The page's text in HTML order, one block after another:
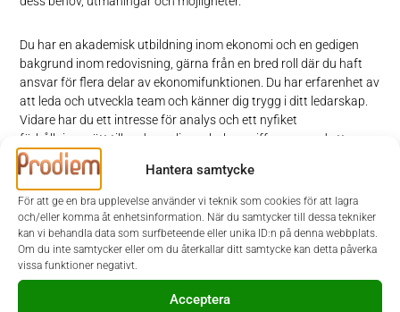
Hantera samtycke
För att ge en bra upplevelse använder vi teknik som cookies för att lagra
och/eller komma åt enhetsinformation. När du samtycker till dessa tekniker
kan vi behandla data som surfbeteende eller unika ID:n på denna webbplats.
Om du inte samtycker eller om du återkallar ditt samtycke kan detta påverka
vissa funktioner negativt.
Acceptera
Du har en akademisk utbildning inom ekonomi och en gedigen
bakgrund inom redovisning, gärna från en bred roll där du haft
ansvar för flera delar av ekonomifunktionen. Du har erfarenhet av
att leda och utveckla team och känner dig trygg i ditt ledarskap.
Vidare har du ett intresse för analys och ett nyfiket
förhållningssätt till vad som ligger bakom siffrorna, med ett
tydligt framåtblickande perspektiv. Du är van vid att arbeta med
ledarskap och processutveckling i komplexa miljöer och har
förmågan att både driva egna operativa frågor och att hålla ihop
helheten. Du har förståelse och/eller erfarenhet av
systemägarskap för administrativa system. Erfarenhet från
närliggande verksamhet eller bransch är meriterande.